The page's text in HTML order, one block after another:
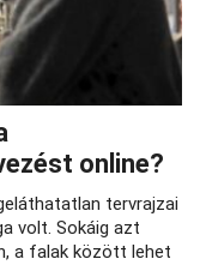
online?
tervrajzai
volt. Sokáig azt
a falak között lehet